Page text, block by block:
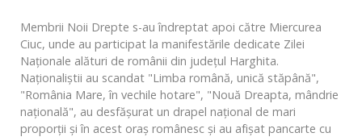
Membrii Noii Drepte s-au îndreptat apoi către Miercurea
Ciuc, unde au participat la manifestările dedicate Zilei
Naţionale alături de românii din judeţul Harghita.
Naţionaliştii au scandat "Limba română, unică stăpână",
"România Mare, în vechile hotare", "Nouă Dreapta, mândrie
naţională", au desfăşurat un drapel naţional de mari
proporţii şi în acest oraş românesc şi au afişat pancarte cu